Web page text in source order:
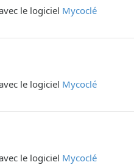
le logiciel Mycoclé
le logiciel Mycoclé
le logiciel Mycoclé